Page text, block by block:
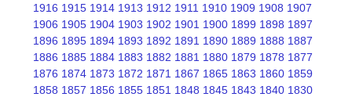
1916 1915 1914 1913 1912 1911 1910 1909 1908 1907
1906 1905 1904 1903 1902 1901 1900 1899 1898 1897
1896 1895 1894 1893 1892 1891 1890 1889 1888 1887
1886 1885 1884 1883 1882 1881 1880 1879 1878 1877
1876 1874 1873 1872 1871 1867 1865 1863 1860 1859
1858 1857 1856 1855 1851 1848 1845 1843 1840 1830